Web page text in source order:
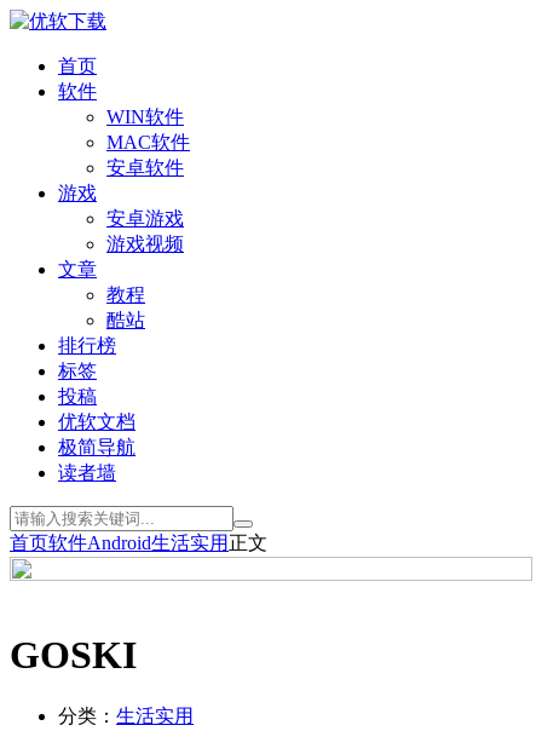
首页
软件
WIN软件
MAC软件
安卓软件
游戏
安卓游戏
游戏视频
文章
教程
酷站
排行榜
标签
投稿
优软文档
极简导航
读者墙
首页软件Android生活实用 正文
GOSKI
分类： 生活实用